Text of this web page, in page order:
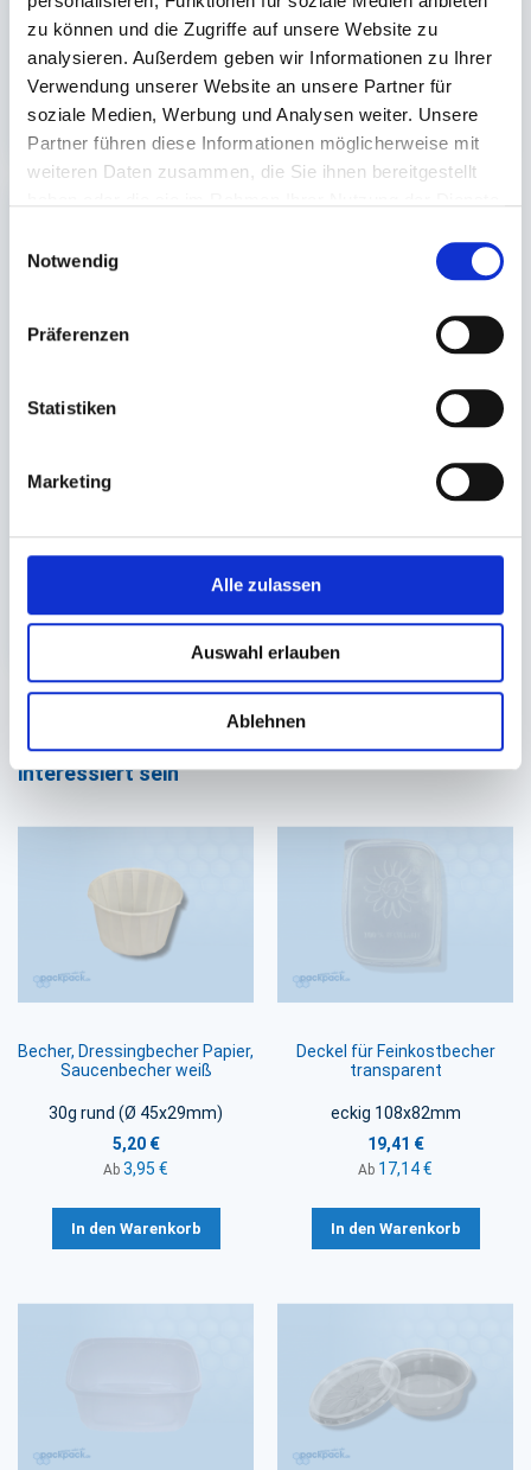
zu können und die Zugriffe auf unsere Website zu
analysieren. Außerdem geben wir Informationen zu Ihrer
Verwendung unserer Website an unsere Partner für
soziale Medien, Werbung und Analysen weiter. Unsere
Partner führen diese Informationen möglicherweise mit
weiteren Daten zusammen, die Sie ihnen bereitgestellt
Notwendig
Präferenzen
Statistiken
Marketing
Alle zulassen
Auswahl erlauben
Ablehnen
Auf Lager. Sofort
lieferbar.
360 St.
63,67 € In den Warenkorb
Auf Lager. Sofort
lieferbar.
49,41 € In den
transparent (für #RE
lieferbar.
24,82 € In den Warenkorb
Sie könnten auch an folgenden Artikeln
interessiert sein
Becher, Dressingbecher Papier,
Saucenbecher weiß
30g rund (Ø 45x29mm)
5,20 €
Ab 3,95 €
In den Warenkorb
Deckel für Feinkostbecher
transparent
eckig 108x82mm
19,41 €
Ab 17,14 €
In den Warenkorb